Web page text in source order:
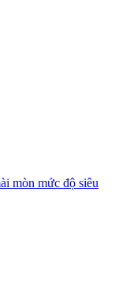
mòn mức độ siêu